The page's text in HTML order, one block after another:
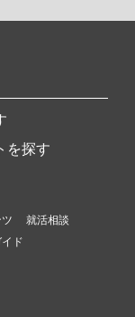
を探す
就活相談
ド